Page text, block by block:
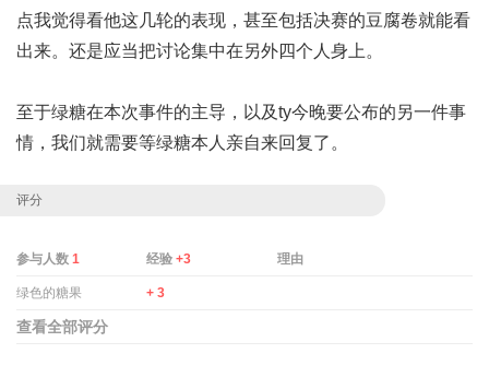
点我觉得看他这几轮的表现，甚至包括决赛的豆腐卷就能看
出来。还是应当把讨论集中在另外四个人身上。
至于绿糖在本次事件的主导，以及ty今晚要公布的另一件事
情，我们就需要等绿糖本人亲自来回复了。
评分
参与人数 1 经验+3 理由
绿色的糖果 + 3
查看全部评分